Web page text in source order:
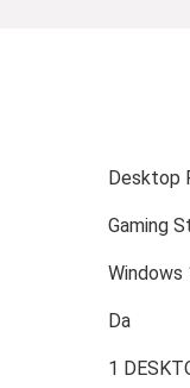
Desktop
Gaming
Windows
Da
1